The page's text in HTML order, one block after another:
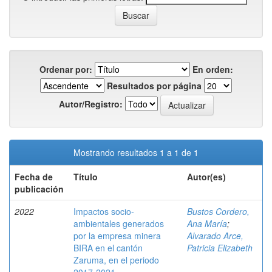
Ordenar por:
En orden:
Resultados por página
Autor/Registro:
Mostrando resultados 1 a 1 de 1
Fecha de
publicación
Título Autor(es)
2022
Impactos socio-
ambientales generados
por la empresa minera
BIRA en el cantón
Zaruma, en el periodo
Bustos Cordero,
Ana María;
Alvarado Arce,
Patricia Elizabeth